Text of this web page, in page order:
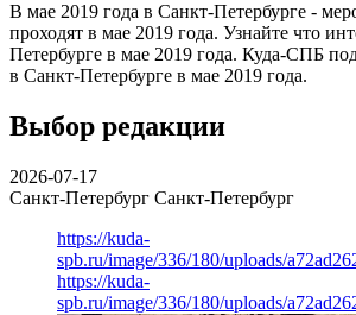
В мае 2019 года в Санкт-Петербурге -
проходят в мае 2019 года. Узнайте что
Петербурге в мае 2019 года. Куда-СПБ
в Санкт-Петербурге в мае 2019 года.
Выбор редакции
2026-07-17
Санкт-Петербург Санкт-Петербург
https://kuda-
spb.ru/image/336/180/uploads/
https://kuda-
spb.ru/image/336/180/uploads/